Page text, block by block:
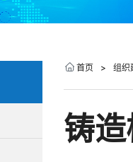
首页 > 组织
铸